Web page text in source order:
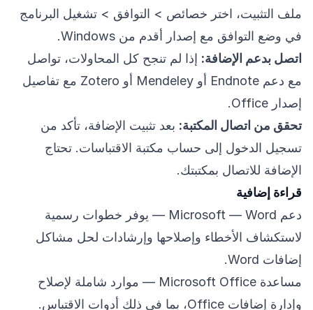
ملف التثبيت، اختر خصائص > التوافق > تشغيل البرنامج
في وضع التوافق مع إصدار أقدم من Windows.
اتصل بدعم الإضافة: إذا لم تنجح كل المحاولات، تواصل
مع دعم Endnote أو Mendeley أو Zotero مع تفاصيل
إصدار Office.
تحقق من اتصال المكتبة: بعد تثبيت الإضافة، تأكد من
تسجيل الدخول إلى حساب مكتبة الاقتباسات. تحتاج
الإضافة للاتصال بمكتبتك.
قراءة إضافية
دعم Microsoft — Word
— يوفر خطوات رسمية
لاستكشاف الأخطاء وإصلاحها وإرشادات لحل مشاكل
إضافات Word.
مساعدة Microsoft Office
— موارد شاملة لإصلاح
وإدارة إضافات Office، بما في ذلك أدوات الاقتباس.